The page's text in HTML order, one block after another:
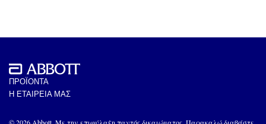
ΠΡΟΪΟΝΤΑ
Η ΕΤΑΙΡΕΙΑ ΜΑΣ
© 2026 Abbott. Με την επιφύλαξη παντός δικαιώματος. Παρακαλώ διαβάστε